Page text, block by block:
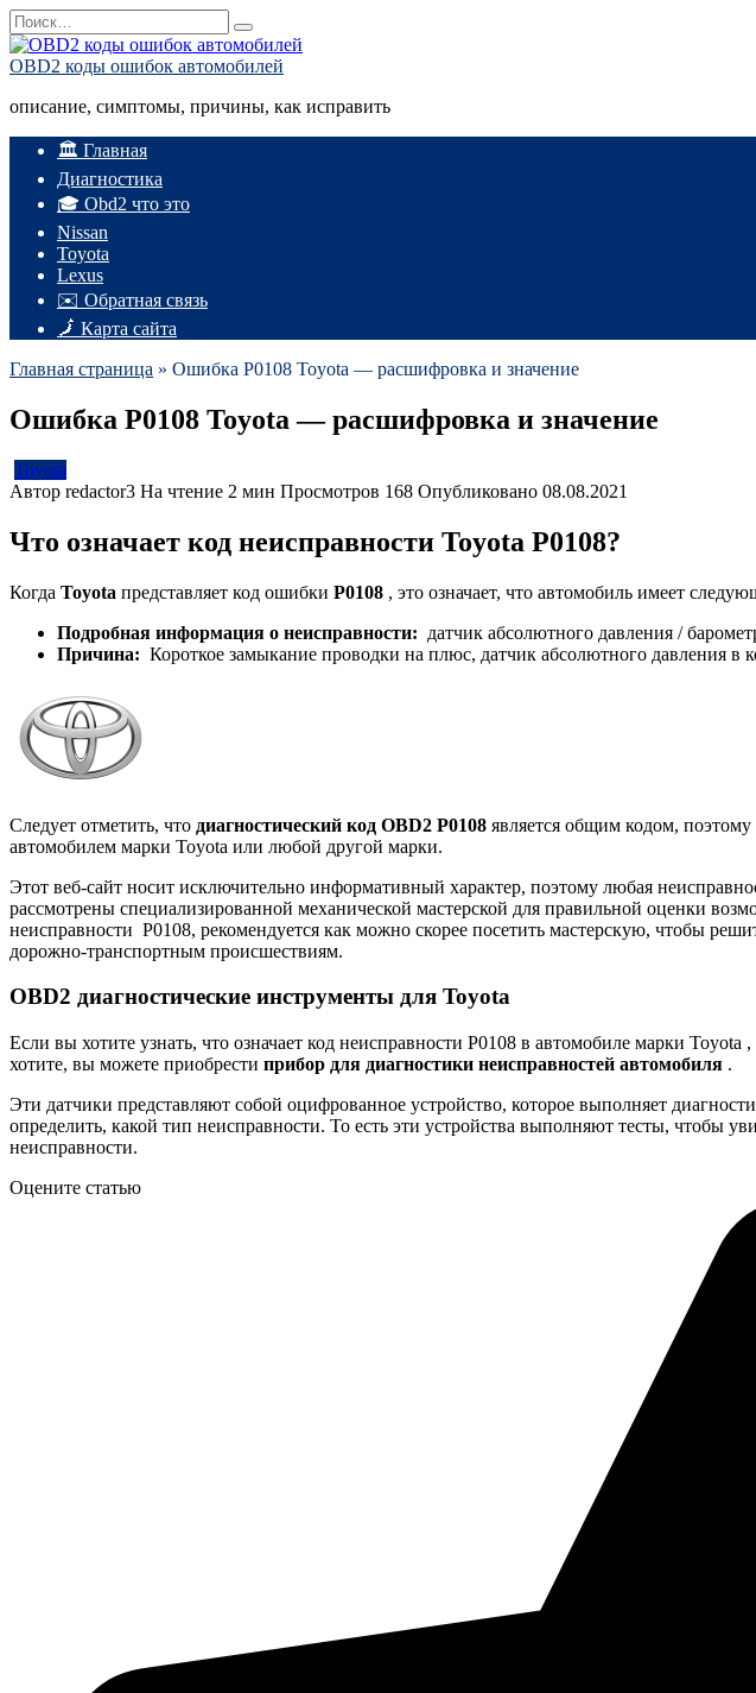
Перейти
к
содержанию
Search
for:
OBD2 коды ошибок автомобилей
описание, симптомы, причины, как исправить
🏛️ Главная
Диагностика
🎓 Obd2 что это
Nissan
Toyota
Lexus
✉️ Обратная связь
🗾 Карта сайта
Главная страница » Ошибка P0108 Toyota — расшифровка и значение
Ошибка P0108 Toyota — расшифровка и значение
Toyota
Автор redactor3 На чтение 2 мин Просмотров 168 Опубликовано 08.08.2021
Что означает код неисправности Toyota P0108?
Когда Toyota представляет код ошибки P0108 , это означает, что автомобиль имеет
Подробная информация о неисправности: датчик абсолютного давления /
Причина: Короткое замыкание проводки на плюс, датчик абсолютного давления в
Следует отметить, что диагностический код OBD2 P0108 является общим кодом,
автомобилем марки Toyota или любой другой марки.
Этот веб-сайт носит исключительно информативный характер, поэтому любая
рассмотрены специализированной механической мастерской для правильной оценки
неисправности P0108, рекомендуется как можно скорее посетить мастерскую, чтобы
дорожно-транспортным происшествиям.
OBD2 диагностические инструменты для Toyota
Если вы хотите узнать, что означает код неисправности P0108 в автомобиле марки Toyota ,
хотите, вы можете приобрести прибор для диагностики неисправностей автомобиля .
Эти датчики представляют собой оцифрованное устройство, которое выполняет
определить, какой тип неисправности. То есть эти устройства выполняют тесты, чтобы
неисправности.
Оцените статью